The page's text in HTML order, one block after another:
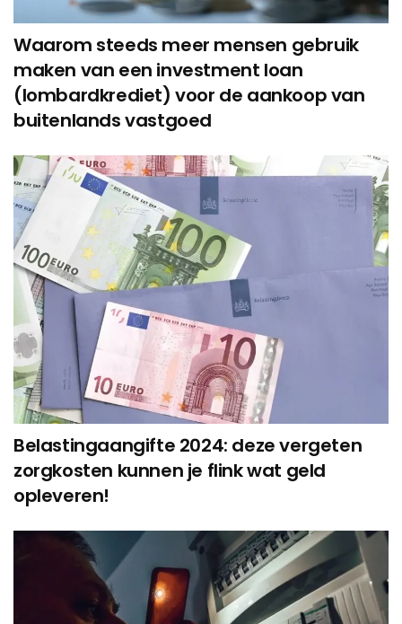
Waarom steeds meer mensen gebruik
maken van een investment loan
(lombardkrediet) voor de aankoop van
buitenlands vastgoed
Belastingaangifte 2024: deze vergeten
zorgkosten kunnen je flink wat geld
opleveren!